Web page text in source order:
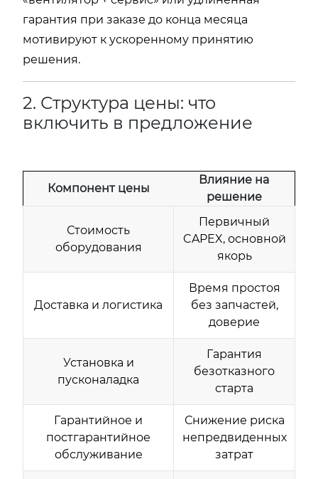
гарантия при заказе до конца месяца
мотивируют к ускоренному принятию
решения.
2. Структура цены: что
включить в предложение
Компонент цены
Влияние на
решение
Стоимость
оборудования
Первичный
CAPEX, основной
якорь
Доставка и логистика
Время простоя
без запчастей,
доверие
Установка и
пусконаладка
Гарантия
безотказного
старта
Гарантийное и
постгарантийное
обслуживание
Снижение риска
непредвиденных
затрат